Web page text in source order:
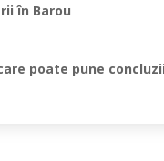
în Barou
poate pune concluzii